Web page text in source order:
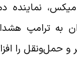
میکس، نماینده
به ترامپ
و حمل‌ونقل را